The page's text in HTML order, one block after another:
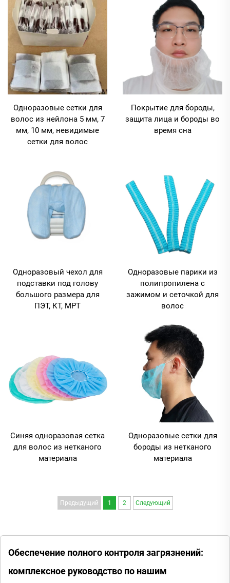
Одноразовые сетки для
волос из нейлона 5 мм, 7
мм, 10 мм, невидимые
сетки для волос
Покрытие для бороды,
защита лица и бороды во
время сна
Одноразовый чехол для
подставки под голову
большого размера для
ПЭТ, КТ, МРТ
Одноразовые парики из
полипропилена с
зажимом и сеточкой для
волос
Синяя одноразовая сетка
для волос из нетканого
материала
Одноразовые сетки для
бороды из нетканого
материала
Предыдущий 1 2 Следующий
Обеспечение полного контроля загрязнений:
комплексное руководство по нашим